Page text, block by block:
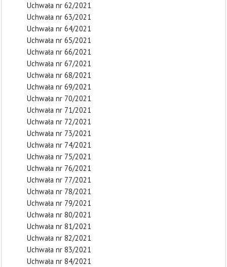
Uchwała nr 62/2021
Uchwała nr 63/2021
Uchwała nr 64/2021
Uchwała nr 65/2021
Uchwała nr 66/2021
Uchwała nr 67/2021
Uchwała nr 68/2021
Uchwała nr 69/2021
Uchwała nr 70/2021
Uchwała nr 71/2021
Uchwała nr 72/2021
Uchwała nr 73/2021
Uchwała nr 74/2021
Uchwała nr 75/2021
Uchwała nr 76/2021
Uchwała nr 77/2021
Uchwała nr 78/2021
Uchwała nr 79/2021
Uchwała nr 80/2021
Uchwała nr 81/2021
Uchwała nr 82/2021
Uchwała nr 83/2021
Uchwała nr 84/2021